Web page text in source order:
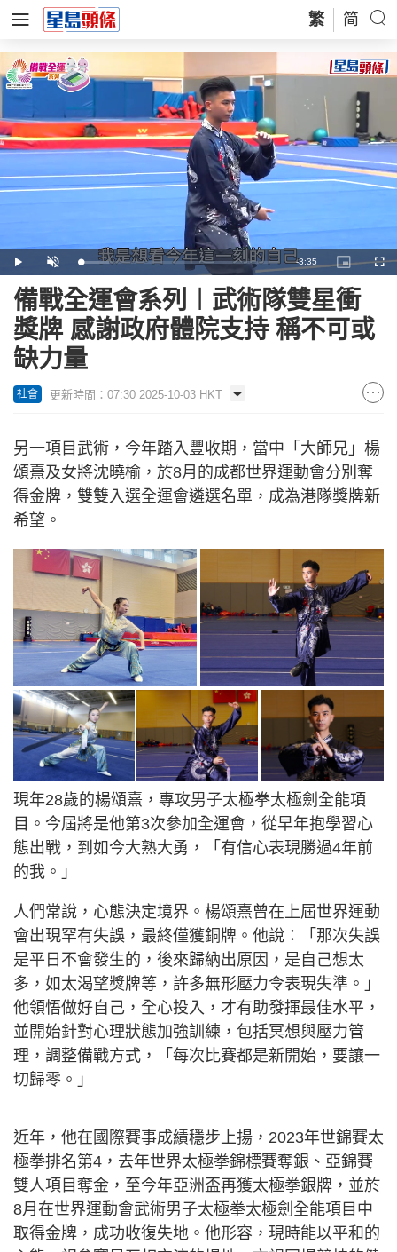
繁 简
Play Unmute Loaded:
14.93%
Remaining
Time
-3:35
Picture-
in-
備戰全運會系列︱武術隊雙星衝
獎牌 感謝政府體院支持 稱不可或
缺力量
社會 更新時間：07:30 2025-10-03 HKT
另一項目武術，今年踏入豐收期，當中「大師兄」楊
頌熹及女將沈曉榆，於8月的成都世界運動會分別奪
得金牌，雙雙入選全運會遴選名單，成為港隊獎牌新
希望。
現年28歲的楊頌熹，專攻男子太極拳太極劍全能項
目。今屆將是他第3次參加全運會，從早年抱學習心
態出戰，到如今大熟大勇，「有信心表現勝過4年前
的我。」
人們常說，心態決定境界。楊頌熹曾在上屆世界運動
會出現罕有失誤，最終僅獲銅牌。他說：「那次失誤
是平日不會發生的，後來歸納出原因，是自己想太
多，如太渴望獎牌等，許多無形壓力令表現失準。」
他領悟做好自己，全心投入，才有助發揮最佳水平，
並開始針對心理狀態加強訓練，包括冥想與壓力管
理，調整備戰方式，「每次比賽都是新開始，要讓一
切歸零。」
近年，他在國際賽事成績穩步上揚，2023年世錦賽太
極拳排名第4，去年世界太極拳錦標賽奪銀、亞錦賽
雙人項目奪金，至今年亞洲盃再獲太極拳銀牌，並於
8月在世界運動會武術男子太極拳太極劍全能項目中
取得金牌，成功收復失地。他形容，現時能以平和的